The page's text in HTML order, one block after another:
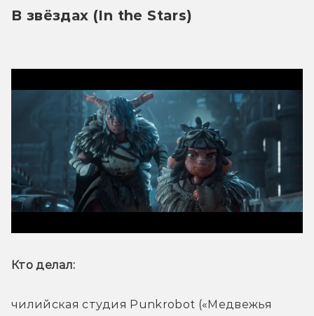
В звёздах (In the Stars)
Кто делал:
чилийская студия Punkrobot («Медвежья